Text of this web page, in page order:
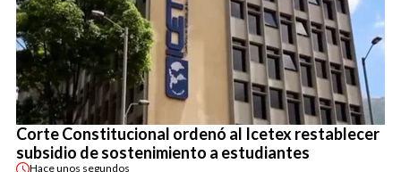
Corte Constitucional ordenó al Icetex restablecer
subsidio de sostenimiento a estudiantes
Haceunos segundos